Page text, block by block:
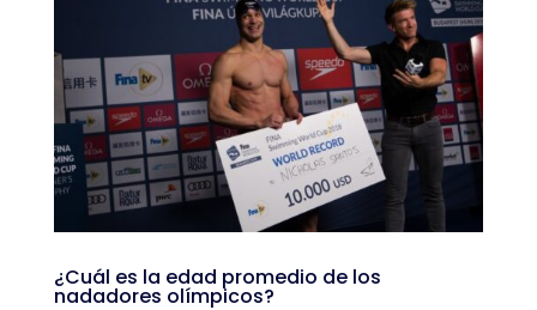
¿Cuál es la edad promedio de los
nadadores olímpicos?